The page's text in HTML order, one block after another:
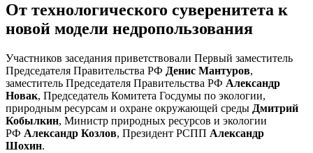
От технологического суверенитета к
новой модели недропользования
Участников заседания приветствовали Первый заместитель
Председателя Правительства РФ Денис Мантуров,
заместитель Председателя Правительства РФ Александр
Новак, Председатель Комитета Госдумы по экологии,
природным ресурсам и охране окружающей среды Дмитрий
Кобылкин, Министр природных ресурсов и экологии
РФ Александр Козлов, Президент РСПП Александр
Шохин.